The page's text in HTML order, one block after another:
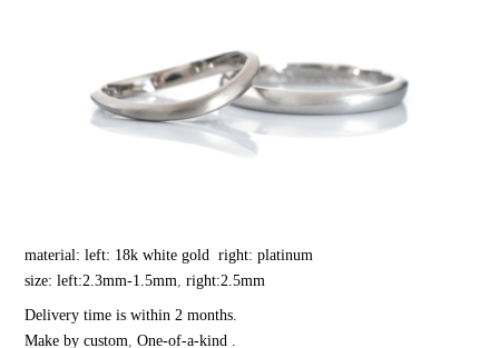
material: left: 18k white gold right: platinum
size: left:2.3mm-1.5mm, right:2.5mm
Delivery time is within 2 months.
Make by custom, One-of-a-kind .